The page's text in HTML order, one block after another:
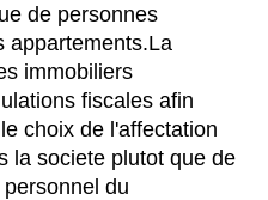
de personnes
appartements.La
immobiliers
fiscales afin
choix de l'affectation
la societe plutot que de
du